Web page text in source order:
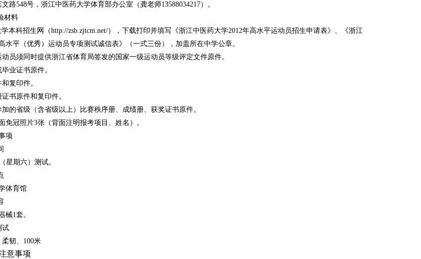
路548号，浙江中医药大学体育部办公室（龚老师13588034217）。
材料
学本科招生网（http://zsb.zjtcm.net/），下载打印并填写《浙江中医药大学2012年高水平运动员招生申请表》、《浙江
水平（优秀）运动员专项测试诚信表》（一式三份），加盖所在中学公章。
员须同时提供浙江省体育局签发的国家一级运动员等级评定文件原件。
业证书原件。
复印件。
书原件和复印件。
的省级（含省级以上）比赛秩序册、成绩册、获奖证书原件。
免冠照片3张（背面注明报考项目、姓名）。
项
星期六）测试。
体育馆
械1套。
试
韧、100米
意事项